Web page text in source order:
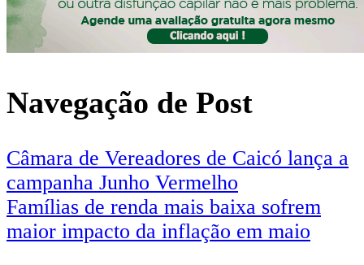
Navegação de Post
Câmara de Vereadores de Caicó lança a
campanha Junho Vermelho
Famílias de renda mais baixa sofrem
maior impacto da inflação em maio